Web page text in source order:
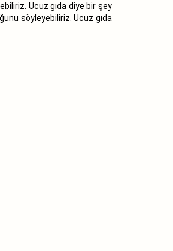
Ucuz gıda diye bir şey
söyleyebiliriz. Ucuz gıda